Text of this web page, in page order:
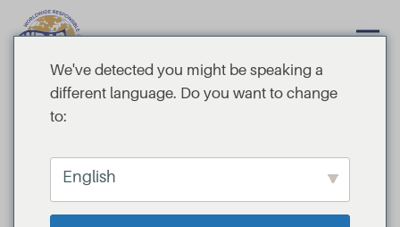
We've detected you might be speaking a
different language. Do you want to change
to:
English